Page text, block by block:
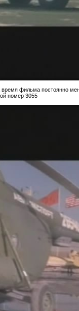
фильма постоянно
номер 3055